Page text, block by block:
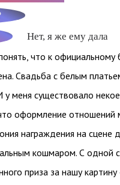
Нет, я же ему дала
что к официальному
Свадьба с белым
меня существовало некое
оформление отношений
награждения на сцене
кошмаром. С одной
приза за нашу